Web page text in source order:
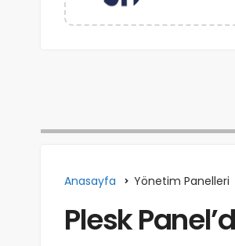
Anasayfa Yönetim Panelleri
Plesk